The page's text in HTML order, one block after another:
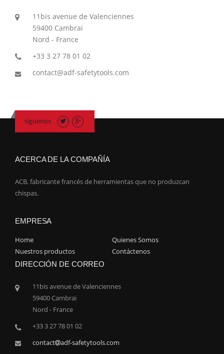
11bis avenue de Valenciennes
59400 Cambrai
Nord - France
+33 3 27 78 01 02
contact@adf-safetytools.com
síguenos
ACERCA DE LA COMPAÑÍA
ACB, fabricante francés de herramientas que no produzcan
chispas.
EMPRESA
Home
Quienes Somos
Nuestros productos
Contáctenos
DIRECCIÓN DE CORREO
11bis avenue de Valenciennes
59400 Cambrai
Nord - France
+33 3 27 78 01 02
contact
adf-safetytools.com